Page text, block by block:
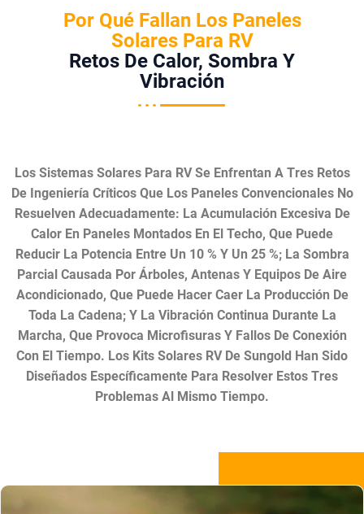
Por Qué Fallan Los Paneles
Solares Para RV
Retos De Calor, Sombra Y
Vibración
Los Sistemas Solares Para RV Se Enfrentan A Tres Retos
De Ingeniería Críticos Que Los Paneles Convencionales No
Resuelven Adecuadamente: La Acumulación Excesiva De
Calor En Paneles Montados En El Techo, Que Puede
Reducir La Potencia Entre Un 10 % Y Un 25 %; La Sombra
Parcial Causada Por Árboles, Antenas Y Equipos De Aire
Acondicionado, Que Puede Hacer Caer La Producción De
Toda La Cadena; Y La Vibración Continua Durante La
Marcha, Que Provoca Microfisuras Y Fallos De Conexión
Con El Tiempo. Los Kits Solares RV De Sungold Han Sido
Diseñados Específicamente Para Resolver Estos Tres
Problemas Al Mismo Tiempo.